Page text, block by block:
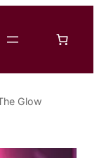
Glow